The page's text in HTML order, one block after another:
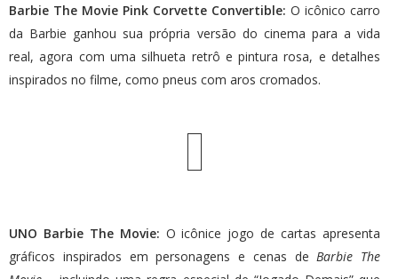
Barbie The Movie Pink Corvette Convertible: O icônico carro
da Barbie ganhou sua própria versão do cinema para a vida
real, agora com uma silhueta retrô e pintura rosa, e detalhes
inspirados no filme, como pneus com aros cromados.
UNO Barbie The Movie: O icônice jogo de cartas apresenta
gráficos inspirados em personagens e cenas deBarbie The